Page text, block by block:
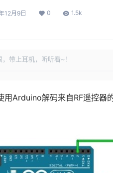
12月9日 0 1.5k
，带上耳机，听听看~！
用Arduino解码来自RF遥控